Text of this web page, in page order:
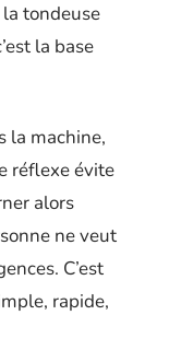
tondeuse
la base
la machine,
réflexe évite
alors
ne veut
C’est
rapide,